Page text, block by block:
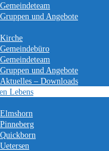
Gemeindeteam
Gruppen und Angebote
Kirche
Gemeindebüro
Gemeindeteam
Gruppen und Angebote
Aktuelles – Downloads
Lebens
Elmshorn
Pinneberg
Quickborn
Uetersen